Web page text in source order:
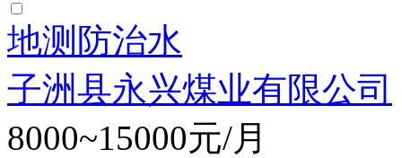
地测防治水
子洲县永兴煤业有限公司
8000~15000元/月